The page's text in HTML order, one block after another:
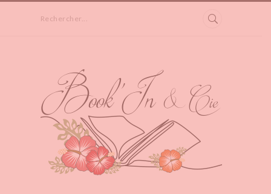
Rechercher...